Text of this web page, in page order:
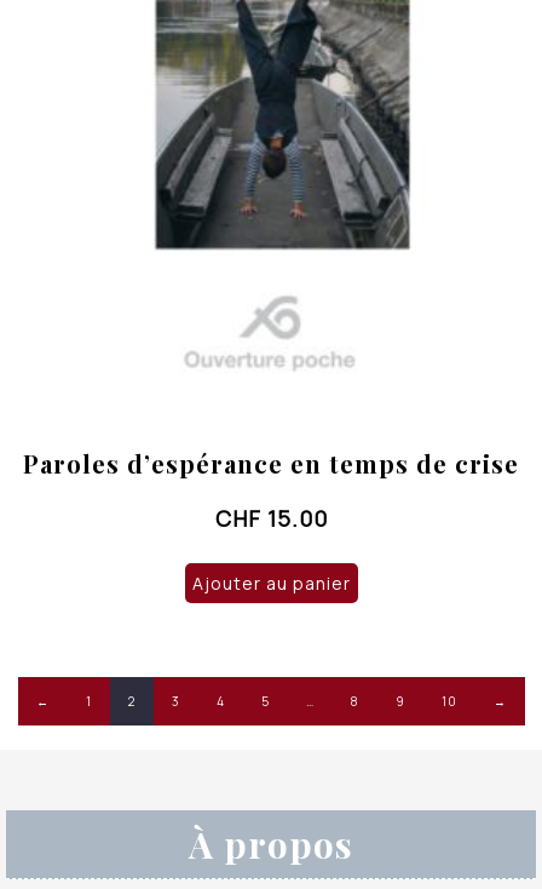
Paroles d’espérance en temps de crise
CHF 15.00
Ajouter au panier
← 1 2 3 4 5 … 8 9 10 →
À propos